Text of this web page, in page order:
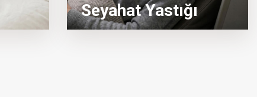
Seyahat Yastığı